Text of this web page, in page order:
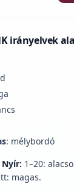
irányelvek
: mélybordó
Nyír: 1–20:
magas.